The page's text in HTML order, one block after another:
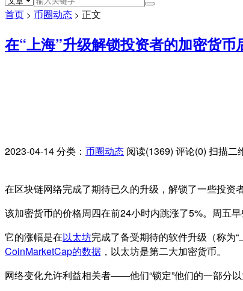
首页 > 币圈动态 > 正文
在“上海”升级解锁投资者的加密货
2023-04-14分类： 币圈动态 阅读(1369) 评论(0) 扫描二
在区块链网络完成了期待已久的升级，解锁了一些投资
该加密货币的价格周四在前24小时内跳涨了5%。周五
它的涨幅是在以太坊完成了备受期待的软件升级（称为
CoinMarketCap的数据 ，以太坊是第二大加密货币。
网络变化允许利益相关者——他们“锁定”他们的一部分